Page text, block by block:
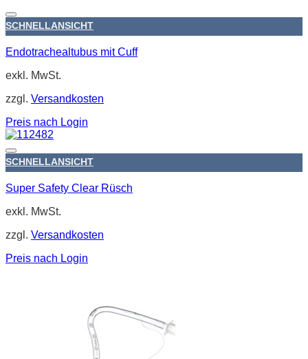
SCHNELLANSICHT
Endotrachealtubus mit Cuff
exkl. MwSt.
zzgl. Versandkosten
Preis nach Login
SCHNELLANSICHT
Super Safety Clear Rüsch
exkl. MwSt.
zzgl. Versandkosten
Preis nach Login